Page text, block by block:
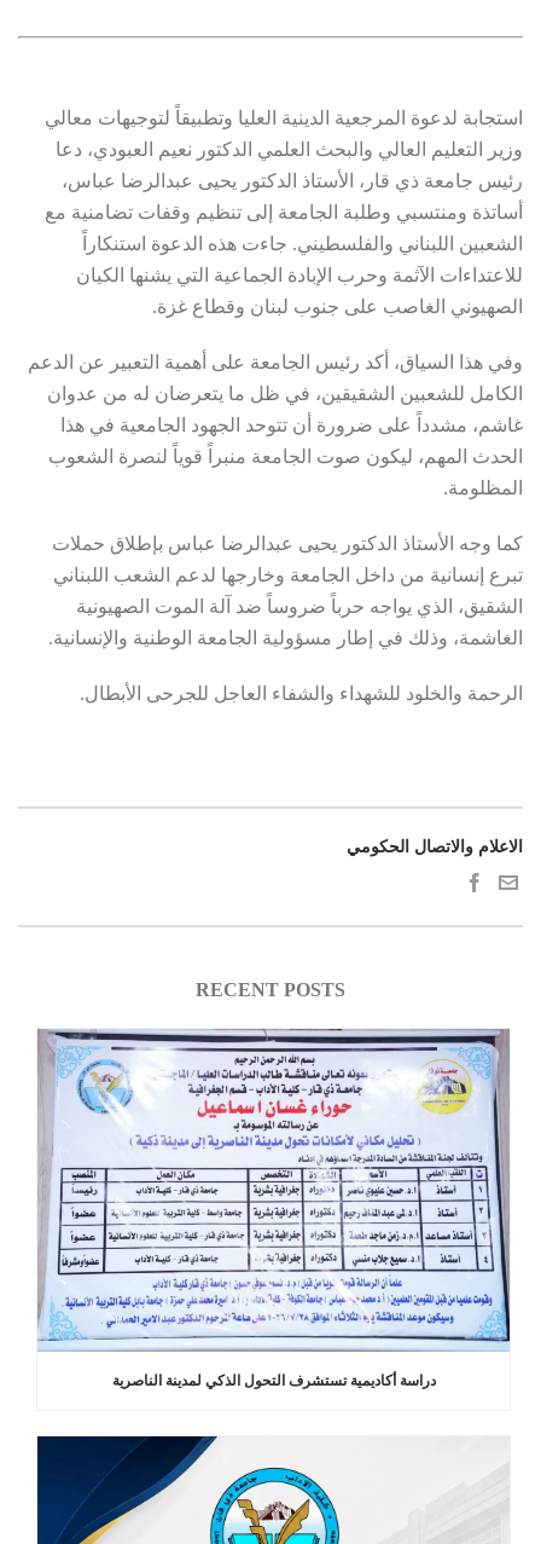
استجابة لدعوة المرجعية الدينية العليا وتطبيقاً لتوجيهات معالي
وزير التعليم العالي والبحث العلمي الدكتور نعيم العبودي، دعا
رئيس جامعة ذي قار، الأستاذ الدكتور يحيى عبدالرضا عباس،
أساتذة ومنتسبي وطلبة الجامعة إلى تنظيم وقفات تضامنية مع
الشعبين اللبناني والفلسطيني. جاءت هذه الدعوة استنكاراً
للاعتداءات الآثمة وحرب الإبادة الجماعية التي يشنها الكيان
الصهيوني الغاصب على جنوب لبنان وقطاع غزة.
وفي هذا السياق، أكد رئيس الجامعة على أهمية التعبير عن الدعم
الكامل للشعبين الشقيقين، في ظل ما يتعرضان له من عدوان
غاشم، مشدداً على ضرورة أن تتوحد الجهود الجامعية في هذا
الحدث المهم، ليكون صوت الجامعة منبراً قوياً لنصرة الشعوب
المظلومة.
كما وجه الأستاذ الدكتور يحيى عبدالرضا عباس بإطلاق حملات
تبرع إنسانية من داخل الجامعة وخارجها لدعم الشعب اللبناني
الشقيق، الذي يواجه حرباً ضروساً ضد آلة الموت الصهيونية
الغاشمة، وذلك في إطار مسؤولية الجامعة الوطنية والإنسانية.
الرحمة والخلود للشهداء والشفاء العاجل للجرحى الأبطال.
الاعلام والاتصال الحكومي
RECENT POSTS
دراسة أكاديمية تستشرف التحول الذكي لمدينة الناصرية